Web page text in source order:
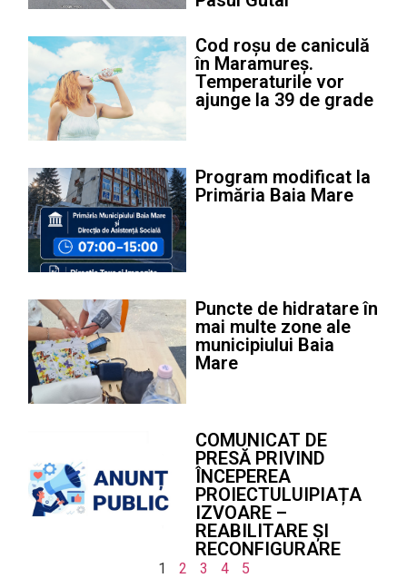
Cod roșu de caniculă
în Maramureș.
Temperaturile vor
ajunge la 39 de grade
Program modificat la
Primăria Baia Mare
Puncte de hidratare în
mai multe zone ale
municipiului Baia
Mare
COMUNICAT DE
PRESĂ PRIVIND
ÎNCEPEREA
PROIECTULUIPIAȚA
IZVOARE –
REABILITARE ȘI
RECONFIGURARE
1 2 3 4 5